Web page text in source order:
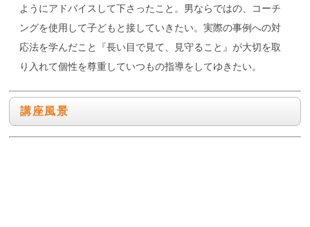
ようにアドバイスして下さったこと。男ならではの、コーチ
ングを使用して子どもと接していきたい。実際の事例への対
応法を学んだこと『長い目で見て、見守ること』が大切を取
り入れて個性を尊重していつもの指導をしてゆきたい。
講座風景